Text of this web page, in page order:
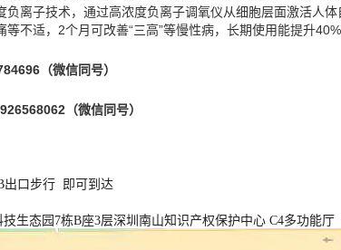
负离子技术，通过高浓度负离子调氧仪从细胞层面激活人
不适，2个月可改善“三高”等慢性病，长期使用能提升
（微信同号）
（微信同号）
出口步行 即可到达
态园7栋B座3层深圳南山知识产权保护中心 C4多功能厅